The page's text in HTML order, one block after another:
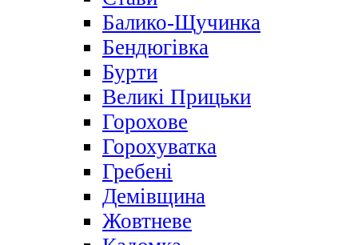
Балико-Щучинка
Бендюгівка
Бурти
Великі Прицьки
Горохове
Горохуватка
Гребені
Демівщина
Жовтневе